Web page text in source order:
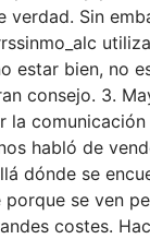
verdad. Sin
estar bien, no
consejo. 3.
la
habló de
dónde se
se ven
costes.